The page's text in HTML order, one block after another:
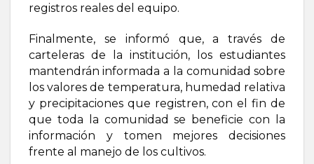
registros reales del equipo.
Finalmente, se informó que, a través de
carteleras de la institución, los estudiantes
mantendrán informada a la comunidad sobre
los valores de temperatura, humedad relativa
y precipitaciones que registren, con el fin de
que toda la comunidad se beneficie con la
información y tomen mejores decisiones
frente al manejo de los cultivos.